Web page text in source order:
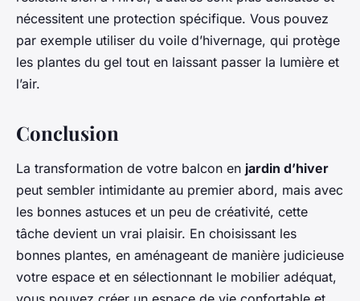
nécessitent une protection spécifique. Vous pouvez
par exemple utiliser du voile d’hivernage, qui protège
les plantes du gel tout en laissant passer la lumière et
l’air.
Conclusion
La transformation de votre balcon en jardin d’hiver
peut sembler intimidante au premier abord, mais avec
les bonnes astuces et un peu de créativité, cette
tâche devient un vrai plaisir. En choisissant les
bonnes plantes, en aménageant de manière judicieuse
votre espace et en sélectionnant le mobilier adéquat,